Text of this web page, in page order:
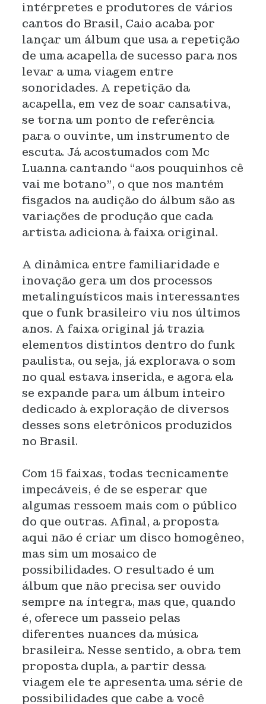
intérpretes e produtores de vários
cantos do Brasil, Caio acaba por
lançar um álbum que usa a repetição
de uma acapella de sucesso para nos
levar a uma viagem entre
sonoridades. A repetição da
acapella, em vez de soar cansativa,
se torna um ponto de referência
para o ouvinte, um instrumento de
escuta. Já acostumados com Mc
Luanna cantando “aos pouquinhos cê
vai me botano”, o que nos mantém
fisgados na audição do álbum são as
variações de produção que cada
artista adiciona à faixa original.
A dinâmica entre familiaridade e
inovação gera um dos processos
metalinguísticos mais interessantes
que o funk brasileiro viu nos últimos
anos. A faixa original já trazia
elementos distintos dentro do funk
paulista, ou seja, já explorava o som
no qual estava inserida, e agora ela
se expande para um álbum inteiro
dedicado à exploração de diversos
desses sons eletrônicos produzidos
no Brasil.
Com 15 faixas, todas tecnicamente
impecáveis, é de se esperar que
algumas ressoem mais com o público
do que outras. Afinal, a proposta
aqui não é criar um disco homogêneo,
mas sim um mosaico de
possibilidades. O resultado é um
álbum que não precisa ser ouvido
sempre na íntegra, mas que, quando
é, oferece um passeio pelas
diferentes nuances da música
brasileira. Nesse sentido, a obra tem
proposta dupla, a partir dessa
viagem ele te apresenta uma série de
possibilidades que cabe a você